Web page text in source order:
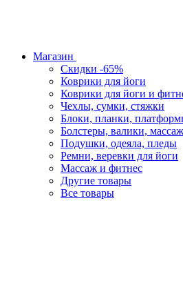
Магазин
Скидки -65%
Коврики для йоги
Коврики для йоги и
Чехлы, сумки, стяжки
Блоки, планки,
Болстеры, валики,
Подушки, одеяла, пледы
Ремни, веревки для йоги
Массаж и фитнес
Другие товары
Все товары